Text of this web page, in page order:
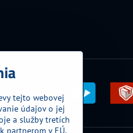
tejto webovej
údajov o jej
a služby tretích
partnerom v EÚ,